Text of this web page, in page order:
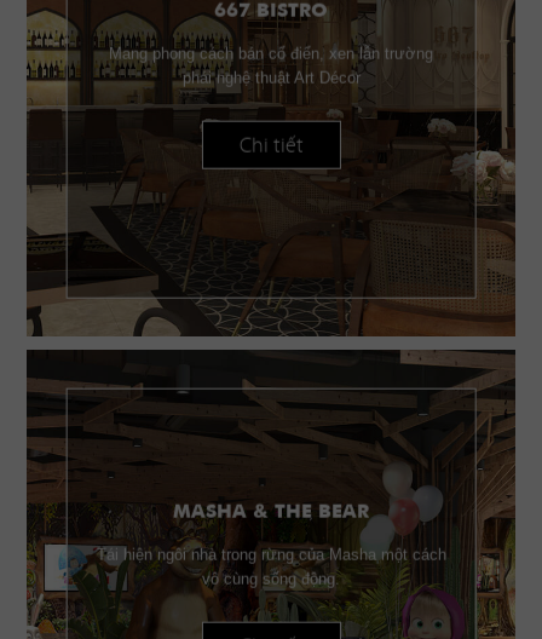
667 BISTRO
Mang phong cách bán cổ điển, xen lẫn trường
phái nghệ thuật Art Décor
Chi tiết
MASHA & THE BEAR
Tái hiện ngôi nhà trong rừng của Masha một cách
vô cùng sống động.